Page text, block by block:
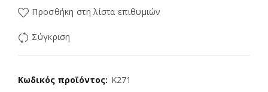
Προσθήκη στη λίστα επιθυμιών
Σύγκριση
Κωδικός προϊόντος: K271